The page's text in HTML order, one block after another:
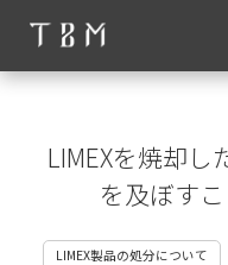
LIMEXを焼却
を及ぼす
LIMEX製品の処分について